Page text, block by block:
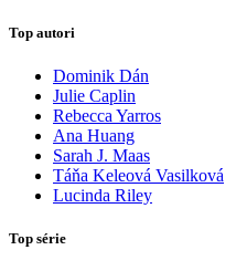
Top autori
Dominik Dán
Julie Caplin
Rebecca Yarros
Ana Huang
Sarah J. Maas
Táňa Keleová Vasilková
Lucinda Riley
Top série